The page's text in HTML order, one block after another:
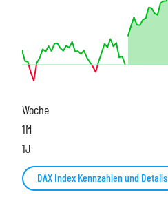
Woche
1M
1J
DAX Index Kennzahlen und Details